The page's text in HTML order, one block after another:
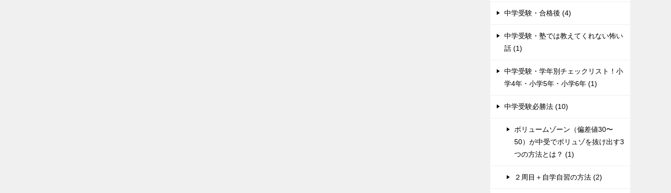
中学受験・合格後 (4)
中学受験・塾では教えてくれない怖い
話 (1)
中学受験・学年別チェックリスト！小
学4年・小学5年・小学6年 (1)
中学受験必勝法 (10)
ボリュームゾーン（偏差値30〜
50）が中受でボリュゾを抜け出す3
つの方法とは？ (1)
２周目＋自学自習の方法 (2)